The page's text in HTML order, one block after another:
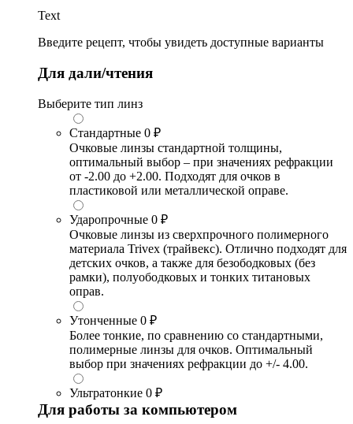
Text
Введите рецепт, чтобы увидеть доступные варианты
Для дали/чтения
Выберите тип линз
Стандартные 0 ₽
Очковые линзы стандартной толщины,
оптимальный выбор – при значениях рефракции
от -2.00 до +2.00. Подходят для очков в
пластиковой или металлической оправе.
Ударопрочные 0 ₽
Очковые линзы из сверхпрочного полимерного
материала Trivex (трайвекс). Отлично подходят для
детских очков, а также для безободковых (без
рамки), полуободковых и тонких титановых
оправ.
Утонченные 0 ₽
Более тонкие, по сравнению со стандартными,
полимерные линзы для очков. Оптимальный
выбор при значениях рефракции до +/- 4.00.
Ультратонкие 0 ₽
Для работы за компьютером